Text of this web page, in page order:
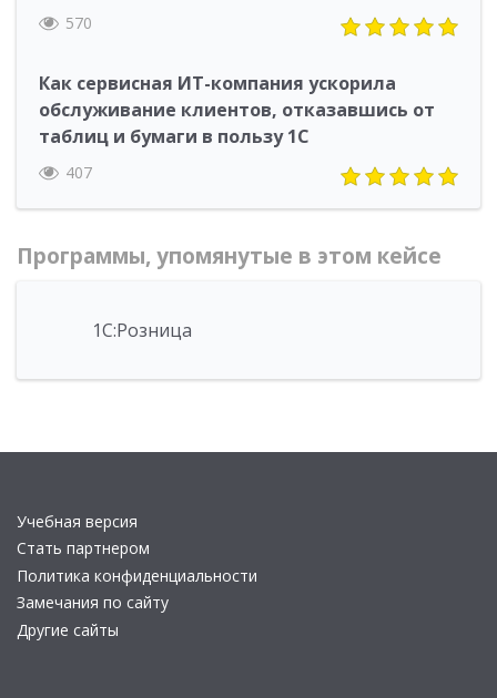
570
Как сервисная ИТ-компания ускорила
обслуживание клиентов, отказавшись от
таблиц и бумаги в пользу 1С
407
Программы, упомянутые в этом кейсе
1С:Розница
Учебная версия
Стать партнером
Политика конфиденциальности
Замечания по сайту
Другие сайты